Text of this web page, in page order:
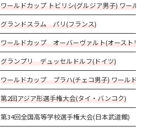
ワールドカップ トビリシ(グルジア男子) ワー
グランドスラム パリ(フランス)
ワールドカップ オーバーヴァルト(オースト
グランプリ デュッセルドルフ(ドイツ)
ワールドカップ プラハ(チェコ男子) ワールド
第2回アジア形選手権大会(タイ・バンコク)
第34回全国高等学校選手権大会(日本武道館)